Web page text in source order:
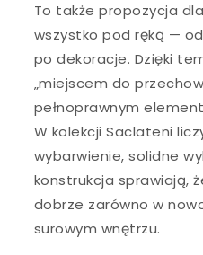
To także propozycja
wszystko pod ręką —
po dekoracje. Dzięki
„miejscem do
pełnoprawnym
W kolekcji Saclateni
wybarwienie, solidne
konstrukcja sprawiają,
dobrze zarówno w
surowym wnętrzu.